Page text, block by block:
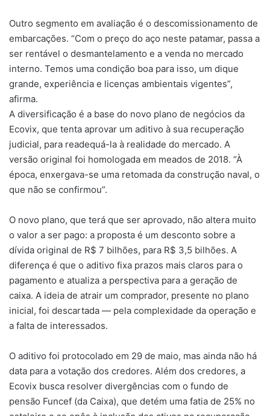
Outro segmento em avaliação é o descomissionamento de
embarcações. “Com o preço do aço neste patamar, passa a
ser rentável o desmantelamento e a venda no mercado
interno. Temos uma condição boa para isso, um dique
grande, experiência e licenças ambientais vigentes”,
afirma.
A diversificação é a base do novo plano de negócios da
Ecovix, que tenta aprovar um aditivo à sua recuperação
judicial, para readequá-la à realidade do mercado. A
versão original foi homologada em meados de 2018. “À
época, enxergava-se uma retomada da construção naval, o
que não se confirmou”.
O novo plano, que terá que ser aprovado, não altera muito
o valor a ser pago: a proposta é um desconto sobre a
dívida original de R$ 7 bilhões, para R$ 3,5 bilhões. A
diferença é que o aditivo fixa prazos mais claros para o
pagamento e atualiza a perspectiva para a geração de
caixa. A ideia de atrair um comprador, presente no plano
inicial, foi descartada — pela complexidade da operação e
a falta de interessados.
O aditivo foi protocolado em 29 de maio, mas ainda não há
data para a votação dos credores. Além dos credores, a
Ecovix busca resolver divergências com o fundo de
pensão Funcef (da Caixa), que detém uma fatia de 25% no